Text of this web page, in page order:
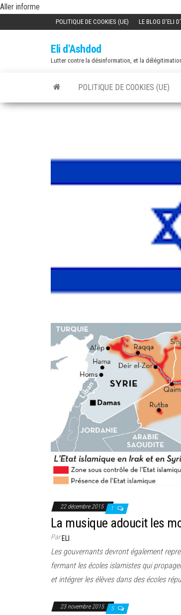
Aller informe
content
POLITIQUE DE COOKIES (UE) LE BLOG D’ELI
Eli d'Ashdod
Lutter contre la désinformation, et la
POLITIQUE DE COOKIES (UE)
22 décembre 2015 1
La musique adoucit les
ParELI
Les gouvernants devront également
fermant les écoles islamistes qui
et intégrer les élèves dans des écoles
23 novembre 2015 5